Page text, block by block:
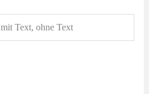
mit Text, ohne Text